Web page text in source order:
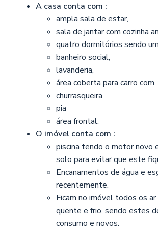
A casa conta com :
ampla sala de estar,
sala de jantar com cozinha
quatro dormitórios sendo
banheiro social,
lavanderia,
área coberta para carro com
churrasqueira
pia
área frontal.
O imóvel conta com :
piscina tendo o motor novo
solo para evitar que este
Encanamentos de água e
recentemente.
Ficam no imóvel todos os ar
quente e frio, sendo estes
consumo e novos.